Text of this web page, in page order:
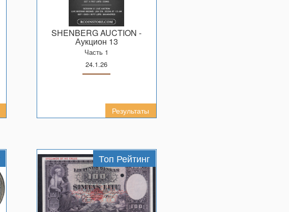
SHENBERG AUCTION -
Аукцион 13
Часть 1
24.1.26
Результаты
Топ Рейтинг